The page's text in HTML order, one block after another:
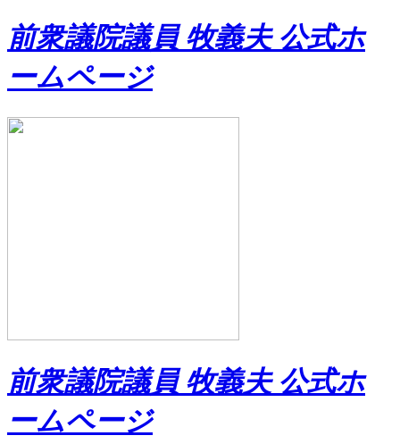
前衆議院議員 牧義夫 公式ホ
ームページ
前衆議院議員 牧義夫 公式ホ
ームページ